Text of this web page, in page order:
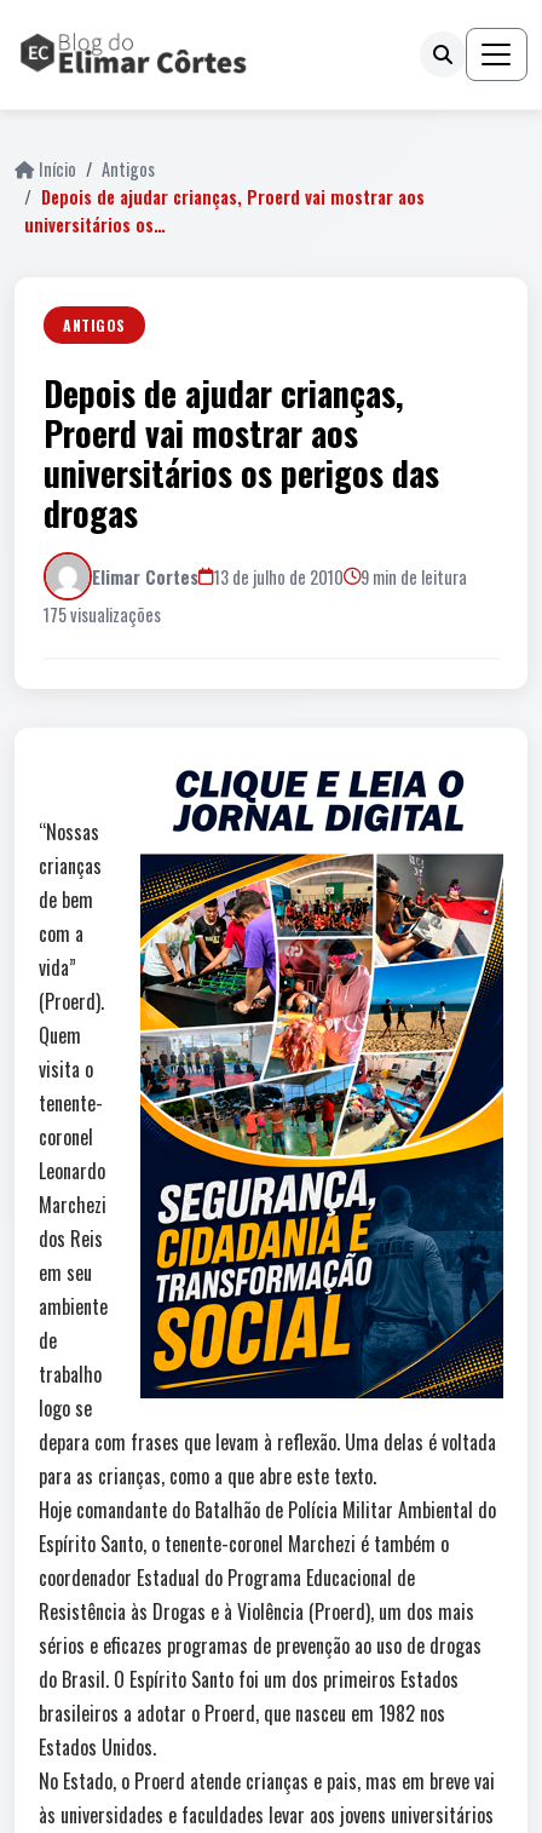
Início
Antigos
Depois de ajudar crianças, Proerd vai mostrar aos
universitários os…
ANTIGOS
Depois de ajudar crianças,
Proerd vai mostrar aos
universitários os perigos das
drogas
Elimar Cortes 13 de julho de 2010
9 min de leitura
175 visualizações
“Nossas
crianças
de bem
com a
vida”
(Proerd).
Quem
visita o
tenente-
coronel
Leonardo
Marchezi
dos Reis
em seu
ambiente
de
trabalho
logo se
depara com frases que levam à reflexão. Uma delas é voltada
para as crianças, como a que abre este texto.
Hoje comandante do Batalhão de Polícia Militar Ambiental do
Espírito Santo, o tenente-coronel Marchezi é também o
coordenador Estadual do Programa Educacional de
Resistência às Drogas e à Violência (Proerd), um dos mais
sérios e eficazes programas de prevenção ao uso de drogas
do Brasil. O Espírito Santo foi um dos primeiros Estados
brasileiros a adotar o Proerd, que nasceu em 1982 nos
Estados Unidos.
No Estado, o Proerd atende crianças e pais, mas em breve vai
às universidades e faculdades levar aos jovens universitários